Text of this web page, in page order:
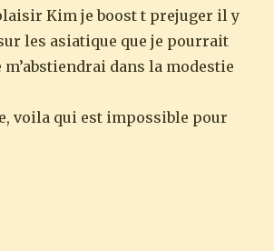
Kim je boost t prejuger il y
les asiatique que je pourrait
dans la modestie
voila qui est impossible pour